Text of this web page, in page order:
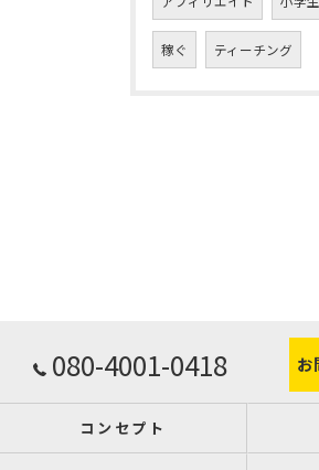
稼ぐ ティーチング
080-4001-0418 お
コンセプト